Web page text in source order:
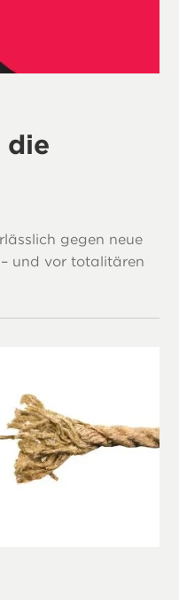
die
gegen neue
und vor totalitären